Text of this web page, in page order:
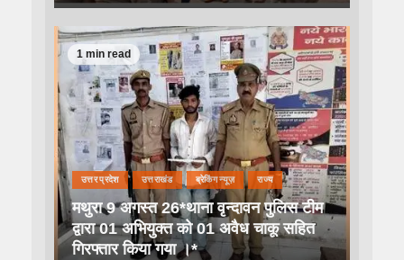
1 min read
उत्तर प्रदेश उत्तराखंड ब्रेकिंग न्यूज़ राज्य
मथुरा 9 अगस्त 26*थाना वृन्दावन पुलिस टीम
द्वारा 01 अभियुक्त को 01 अवैध चाकू सहित
गिरफ्तार किया गया ।*